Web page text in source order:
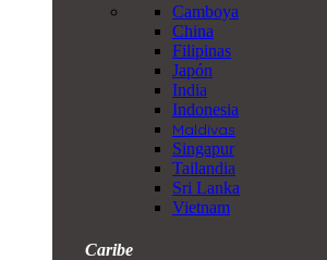
Camboya
China
Filipinas
Japón
India
Indonesia
Maldivas
Singapur
Tailandia
Sri Lanka
Vietnam
Caribe